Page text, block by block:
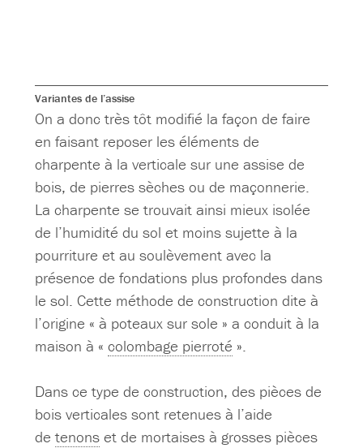
Variantes de l’assise
On a donc très tôt modifié la façon de faire
en faisant reposer les éléments de
charpente à la verticale sur une assise de
bois, de pierres sèches ou de maçonnerie.
La charpente se trouvait ainsi mieux isolée
de l’humidité du sol et moins sujette à la
pourriture et au soulèvement avec la
présence de fondations plus profondes dans
le sol. Cette méthode de construction dite à
l’origine « à poteaux sur sole » a conduit à la
maison à « colombage pierroté ».
Dans ce type de construction, des pièces de
bois verticales sont retenues à l’aide
detenonset de mortaises à grosses pièces